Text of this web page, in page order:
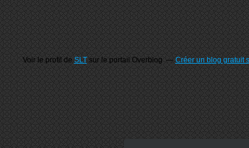
Voir le profil deSLTsur le portail Overblog Créer un blog gratuit